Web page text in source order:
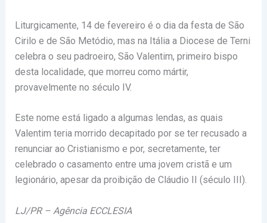
Liturgicamente, 14 de fevereiro é o dia da festa de São
Cirilo e de São Metódio, mas na Itália a Diocese de Terni
celebra o seu padroeiro, São Valentim, primeiro bispo
desta localidade, que morreu como mártir,
provavelmente no século IV.
Este nome está ligado a algumas lendas, as quais
Valentim teria morrido decapitado por se ter recusado a
renunciar ao Cristianismo e por, secretamente, ter
celebrado o casamento entre uma jovem cristã e um
legionário, apesar da proibição de Cláudio II (século III).
LJ/PR – Agência ECCLESIA